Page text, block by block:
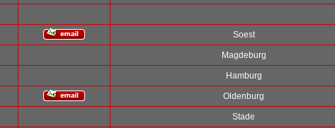
Soest
Magdeburg
Hamburg
Oldenburg
Stade